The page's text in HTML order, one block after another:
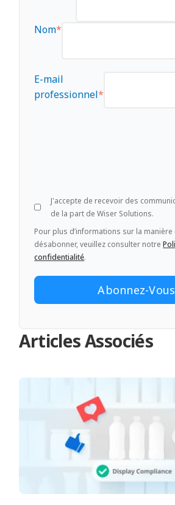
Nom*
E-mail
professionnel*
J'accepte de recevoir des
de la part de Wiser Solutions.
Pour plus d’informations sur la manière
désabonner, veuillez consulter notre
confidentialité.
Articles Associés